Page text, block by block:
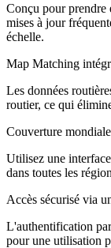
Conçu pour prendre
mises à jour
échelle.
Map Matching
Les données
routier, ce qui
Couverture mondiale
Utilisez une
dans toutes les
Accès sécurisé via
L'authentification
pour une utilisation